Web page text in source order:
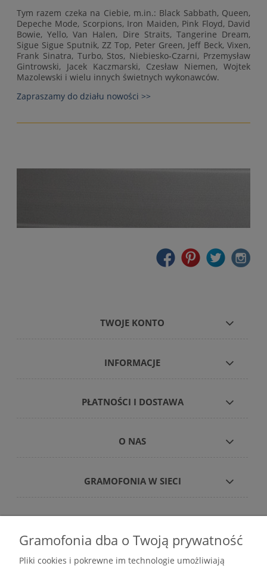
Tym razem czeka na Ciebie, m.in.: Black Sabbath, Queen,
Depeche Mode, Scorpions, Iron Maiden, Pink Floyd, David
Bowie, Yello, Van Halen, Dire Straits, Tangerine Dream,
Sigue Sigue Sputnik, ZZ Top, Peter Green, Jeff Beck, Vixen,
Frank Sinatra, Turbo, Stos, Niebiesko-Czarni, Przemysław
Gintrowski, Jacek Kaczmarski, Czesław Niemen, Wojtek
Mazolewski i wielu innych świetnych wykonawców.
Zapraszamy do działu nowości >>
TWOJE KONTO
INFORMACJE
PŁATNOŚCI I DOSTAWA
O NAS
GRAMOFONIA W SIECI
Gramofonia dba o Twoją prywatność
Pliki cookies i pokrewne im technologie umożliwiają